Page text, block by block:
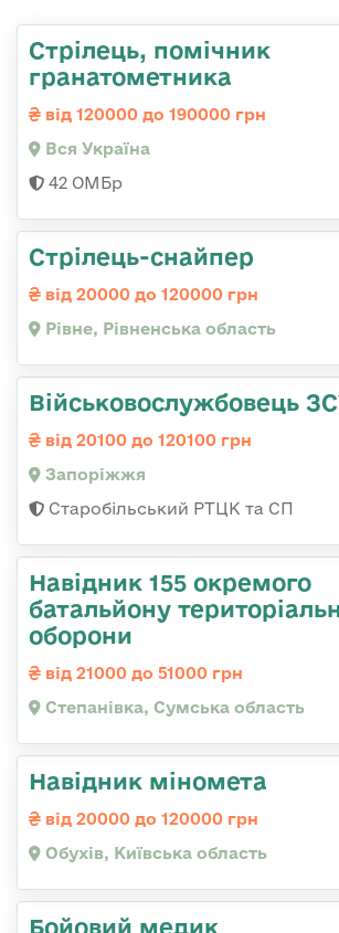
Стрілець, помічник
гранатометника
від 120000 до 190000 грн
Вся Україна
42 ОМБр
Стрілець-снайпер
від 20000 до 120000 грн
Рівне, Рівненська область
Військовослужбовець
від 20100 до 120100 грн
Запоріжжя
Старобільський РТЦК та СП
Навідник 155 окремого
батальйону
оборони
від 21000 до 51000 грн
Степанівка, Сумська область
Навідник міномета
від 20000 до 120000 грн
Обухів, Київська область
Бойовий медик